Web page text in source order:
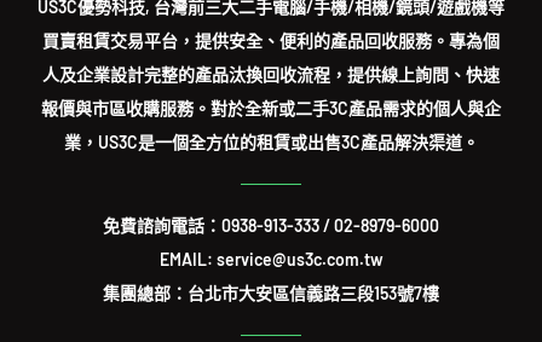
US3C優勢科技, 台灣前三大二手電腦/手機/相機/鏡頭/遊戲機等
買賣租賃交易平台，提供安全、便利的產品回收服務。專為個
人及企業設計完整的產品汰換回收流程，提供線上詢問、快速
報價與市區收購服務。對於全新或二手3C產品需求的個人與企
業，US3C是一個全方位的租賃或出售3C產品解決渠道。
免費諮詢電話： 0938-913-333/02-8979-6000
EMAIL: service@us3c.com.tw
集團總部：台北市大安區信義路三段153號7樓